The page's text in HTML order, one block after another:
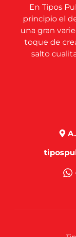
En Tipos
principio el
una gran
toque de
salto